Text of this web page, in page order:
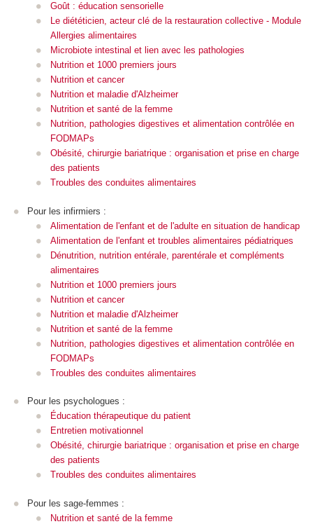
Goût : éducation sensorielle
Le diététicien, acteur clé de la restauration collective - Module
Allergies alimentaires
Microbiote intestinal et lien avec les pathologies
Nutrition et 1000 premiers jours
Nutrition et cancer
Nutrition et maladie d'Alzheimer
Nutrition et santé de la femme
Nutrition, pathologies digestives et alimentation contrôlée en
FODMAPs
Obésité, chirurgie bariatrique : organisation et prise en charge
des patients
Troubles des conduites alimentaires
Pour les infirmiers :
Alimentation de l'enfant et de l'adulte en situation de handicap
Alimentation de l'enfant et troubles alimentaires pédiatriques
Dénutrition, nutrition entérale, parentérale et compléments
alimentaires
Nutrition et 1000 premiers jours
Nutrition et cancer
Nutrition et maladie d'Alzheimer
Nutrition et santé de la femme
Nutrition, pathologies digestives et alimentation contrôlée en
FODMAPs
Troubles des conduites alimentaires
Pour les psychologues :
Éducation thérapeutique du patient
Entretien motivationnel
Obésité, chirurgie bariatrique : organisation et prise en charge
des patients
Troubles des conduites alimentaires
Pour les sage-femmes :
Nutrition et santé de la femme